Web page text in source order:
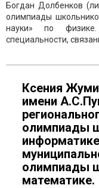
Богдан Долбенков
олимпиады
науки» по
специальности,
Ксения
имени
олимпиады
олимпиады
математике.